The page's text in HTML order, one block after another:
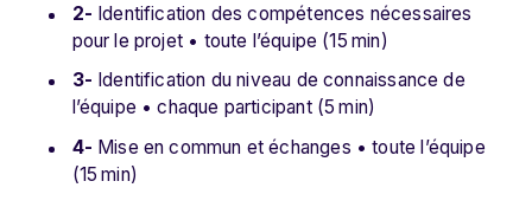
2- Identification des compétences nécessaires
pour le projet • toute l’équipe (15 min)
3- Identification du niveau de connaissance de
l’équipe • chaque participant (5 min)
4- Mise en commun et échanges • toute l’équipe
(15 min)